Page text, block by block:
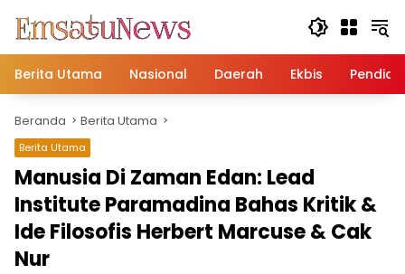
konten
Berita Utama
Nasional Daerah Ekbis
Beranda Berita Utama
Berita Utama
Manusia Di Zaman Edan: Lead
Institute Paramadina Bahas Kritik &
Ide Filosofis Herbert Marcuse & Cak
Nur